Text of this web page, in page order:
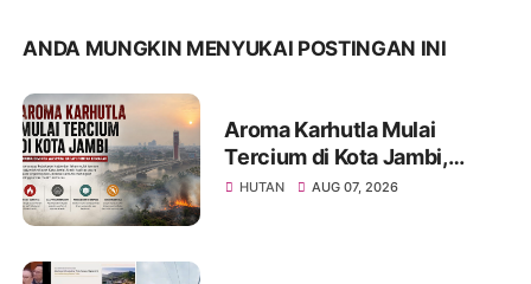
ANDA MUNGKIN MENYUKAI POSTINGAN INI
Aroma Karhutla Mulai
Tercium di Kota Jambi,
Warga Diminta Waspada
HUTAN AUG 07, 2026